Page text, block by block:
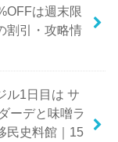
は週末限
割引・攻略情
ル1日目は サ
ーデと味噌ラ
民史料館｜15